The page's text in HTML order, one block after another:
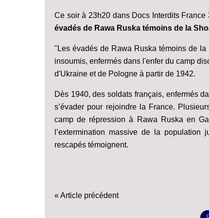
Ce soir à 23h20 dans Docs Interdits
évadés de Rawa Ruska témoins de la
"Les évadés de Rawa Ruska témoins de
insoumis, enfermés dans l'enfer du camp
d'Ukraine et de Pologne à partir de 1942.
Dès 1940, des soldats français, enfermés
s’évader pour rejoindre la France.
camp de répression à Rawa Ruska en
l’extermination massive de la
rescapés témoignent.
« Article précédent